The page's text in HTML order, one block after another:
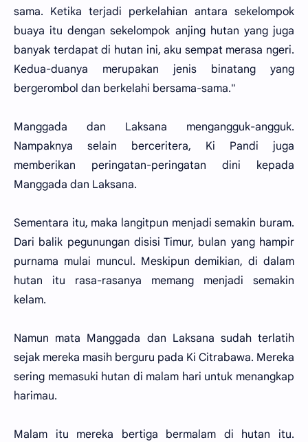
sama. Ketika terjadi perkelahian antara sekelompok
buaya itu dengan sekelompok anjing hutan yang juga
banyak terdapat di hutan ini, aku sempat merasa ngeri.
Kedua-duanya merupakan jenis binatang yang
bergerombol dan berkelahi bersama-sama."
Manggada dan Laksana mengangguk-angguk.
Nampaknya selain berceritera, Ki Pandi juga
memberikan peringatan-peringatan dini kepada
Manggada dan Laksana.
Sementara itu, maka langitpun menjadi semakin buram.
Dari balik pegunungan disisi Timur, bulan yang hampir
purnama mulai muncul. Meskipun demikian, di dalam
hutan itu rasa-rasanya memang menjadi semakin
kelam.
Namun mata Manggada dan Laksana sudah terlatih
sejak mereka masih berguru pada Ki Citrabawa. Mereka
sering memasuki hutan di malam hari untuk menangkap
harimau.
Malam itu mereka bertiga bermalam di hutan itu.